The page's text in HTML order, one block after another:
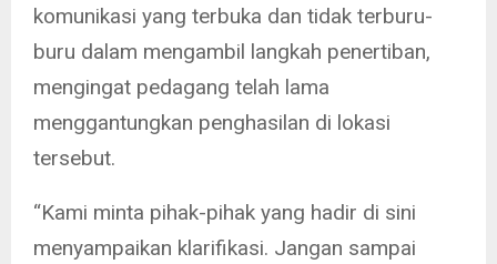
komunikasi yang terbuka dan tidak terburu-
buru dalam mengambil langkah penertiban,
mengingat pedagang telah lama
menggantungkan penghasilan di lokasi
tersebut.
“Kami minta pihak-pihak yang hadir di sini
menyampaikan klarifikasi. Jangan sampai